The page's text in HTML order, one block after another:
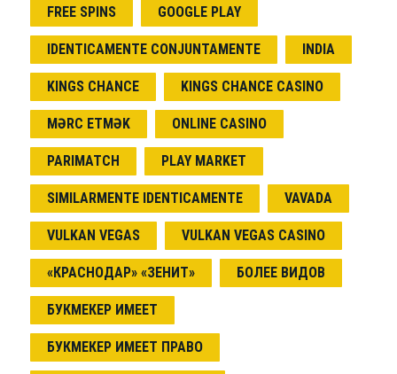
FREE SPINS GOOGLE PLAY
IDENTICAMENTE CONJUNTAMENTE INDIA
KINGS CHANCE KINGS CHANCE CASINO
MƏRC ETMƏK ONLINE CASINO
PARIMATCH PLAY MARKET
SIMILARMENTE IDENTICAMENTE VAVADA
VULKAN VEGAS VULKAN VEGAS CASINO
«КРАСНОДАР» «ЗЕНИТ» БОЛЕЕ ВИДОВ
БУКМЕКЕР ИМЕЕТ
БУКМЕКЕР ИМЕЕТ ПРАВО